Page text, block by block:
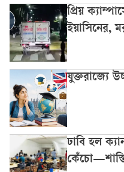
প্রিয়
ইয়াসিনের,
যুক্তরাজ্যে
ঢাবি হল